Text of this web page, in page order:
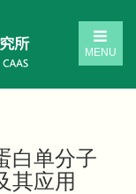
MENU
白单分子
其应用